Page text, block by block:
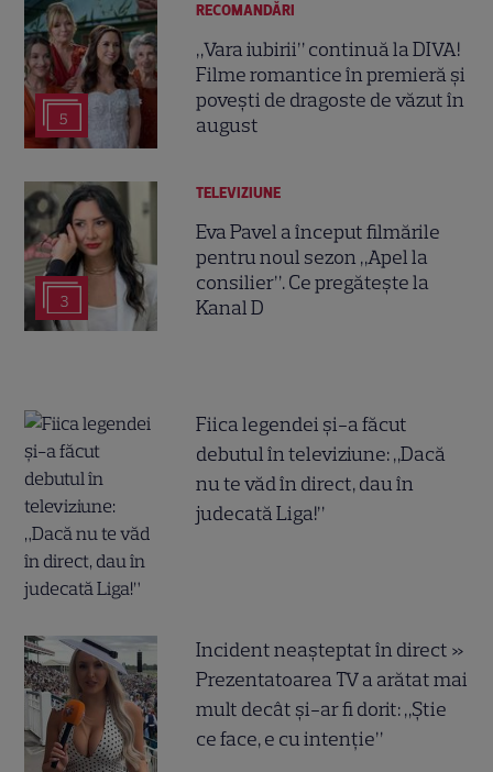
5
RECOMANDĂRI
„Vara iubirii” continuă la DIVA!
Filme romantice în premieră și
povești de dragoste de văzut în
august
3
TELEVIZIUNE
Eva Pavel a început filmările
pentru noul sezon „Apel la
consilier”. Ce pregătește la
Kanal D
Fiica legendei și-a făcut
debutul în televiziune: „Dacă
nu te văd în direct, dau în
judecată Liga!”
Incident neașteptat în direct »
Prezentatoarea TV a arătat mai
mult decât și-ar fi dorit: „Știe
ce face, e cu intenție”